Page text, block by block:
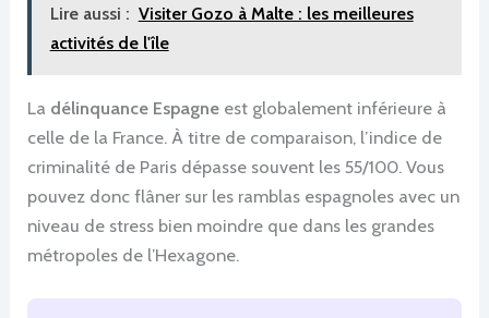
Lire aussi : Visiter Gozo à Malte : les meilleures
activités de l'île
La délinquance Espagne est globalement inférieure à
celle de la France. À titre de comparaison, l’indice de
criminalité de Paris dépasse souvent les 55/100. Vous
pouvez donc flâner sur les ramblas espagnoles avec un
niveau de stress bien moindre que dans les grandes
métropoles de l’Hexagone.